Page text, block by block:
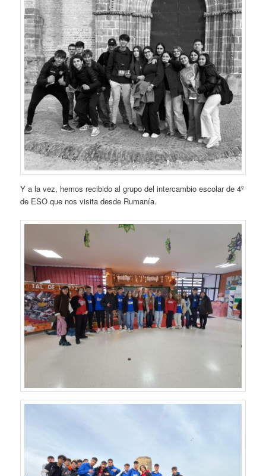
Y a la vez, hemos recibido al grupo del intercambio escolar de 4º
de ESO que nos visita desde Rumanía.